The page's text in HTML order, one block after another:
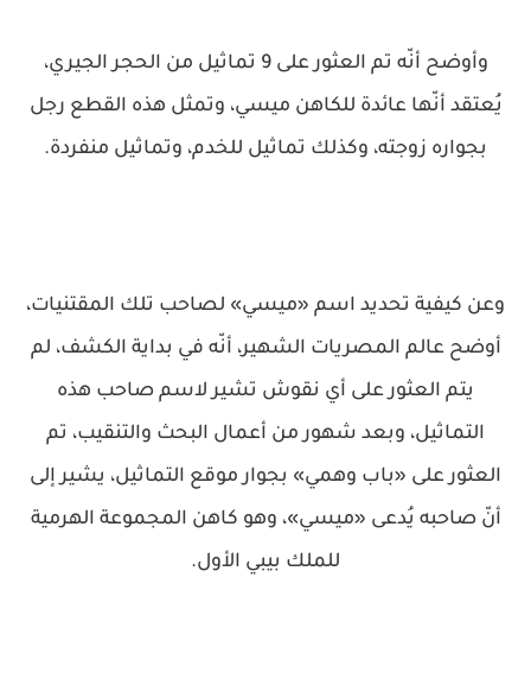
وأوضح أنّه تم العثور على 9 تماثيل من الحجر الجيري،
يُعتقد أنّها عائدة للكاهن ميسي، وتمثل هذه القطع رجل
بجواره زوجته، وكذلك تماثيل للخدم، وتماثيل منفردة.
وعن كيفية تحديد اسم «ميسي» لصاحب تلك المقتنيات،
أوضح عالم المصريات الشهير، أنّه في بداية الكشف، لم
يتم العثور على أي نقوش تشير لاسم صاحب هذه
التماثيل، وبعد شهور من أعمال البحث والتنقيب، تم
العثور على «باب وهمي» بجوار موقع التماثيل، يشير إلى
أنّ صاحبه يُدعى «ميسي»، وهو كاهن المجموعة الهرمية
للملك بيبي الأول.